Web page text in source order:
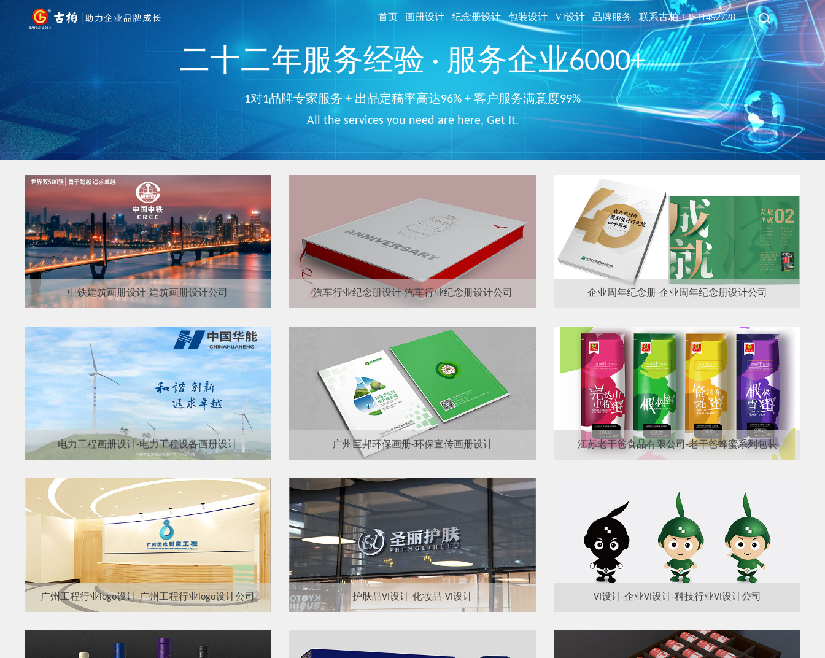
首页 画册设计 纪念册设计 包装设计 VI设计 品牌服务 联系古柏-13631492728
二十二年服务经验 · 服务企业6000+
1对1品牌专家服务 + 出品定稿率高达96% + 客户服务满意度99%
All the services you need are here, Get It.
中铁建筑画册设计-建筑画册设计公司 汽车行业纪念册设计-汽车行业纪念册设计公司 企业周年纪念册-企业周年纪念册设计公司
电力工程画册设计-电力工程设备画册设计 广州巨邦环保画册-环保宣传画册设计 江苏老干爸食品有限公司-老干爸蜂蜜系列包装
广州工程行业logo设计-广州工程行业logo设计公司 护肤品VI设计-化妆品-VI设计 VI设计-企业VI设计-科技行业VI设计公司